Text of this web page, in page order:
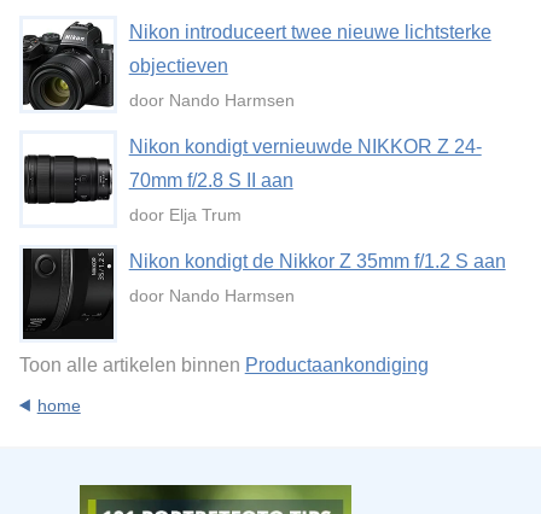
Nikon introduceert twee nieuwe lichtsterke
objectieven
door Nando Harmsen
Nikon kondigt vernieuwde NIKKOR Z 24-
70mm f/2.8 S II aan
door Elja Trum
Nikon kondigt de Nikkor Z 35mm f/1.2 S aan
door Nando Harmsen
Toon alle artikelen binnen Productaankondiging
home